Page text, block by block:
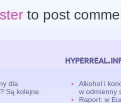
to post
dla
Są kolejne
Alkohol i
w odmienny
Raport: w